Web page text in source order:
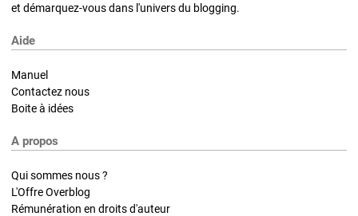
et démarquez-vous dans l'univers du blogging.
Aide
Manuel
Contactez nous
Boite à idées
A propos
Qui sommes nous ?
L'Offre Overblog
Rémunération en droits d'auteur